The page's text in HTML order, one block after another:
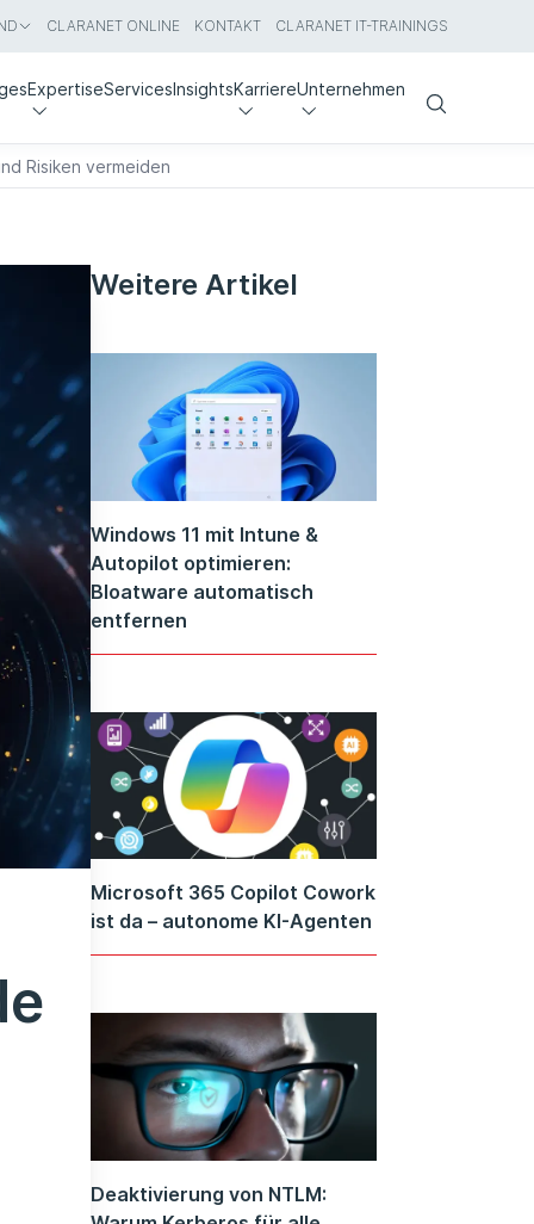
CLARANET ONLINE KONTAKT CLARANET IT-TRAININGS
ExpertiseServicesInsightsKarriereUnternehmen
Search
Risiken vermeiden
Weitere Artikel
Windows 11 mit Intune &
Autopilot optimieren:
Bloatware automatisch
entfernen
Microsoft 365 Copilot Cowork
ist da – autonome KI-Agenten
Deaktivierung von NTLM: